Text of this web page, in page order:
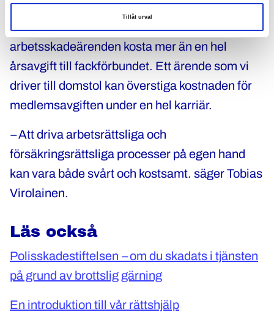
Tillåt urval
timmes rådgivning med en privat
arbetsrättsjurist eller rättshjälp i
arbetsskadeärenden kosta mer än en hel
årsavgift till fackförbundet. Ett ärende som vi
driver till domstol kan överstiga kostnaden för
medlemsavgiften under en hel karriär.
–Att driva arbetsrättsliga och
försäkringsrättsliga processer på egen hand
kan vara både svårt och kostsamt. säger Tobias
Virolainen.
Läs också
Polisskadestiftelsen –om du skadats i tjänsten
på grund av brottslig gärning
En introduktion till vår rättshjälp